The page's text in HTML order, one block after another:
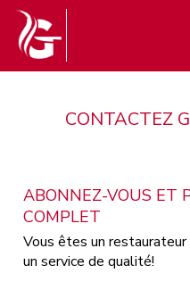
CONTACTEZ
ABONNEZ-VOUS ET
COMPLET
Vous êtes un
un service de qualité!